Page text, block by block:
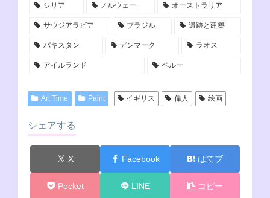
シリア ノルウェー オーストラリア
サウジアラビア ブラジル 遺跡と建築
パキスタン デンマーク ラオス
アイルランド ペルー
Art Time Paint イギリス 偉人 絵画
シェアする
X Facebook はてブ
Pocket LINE コピー